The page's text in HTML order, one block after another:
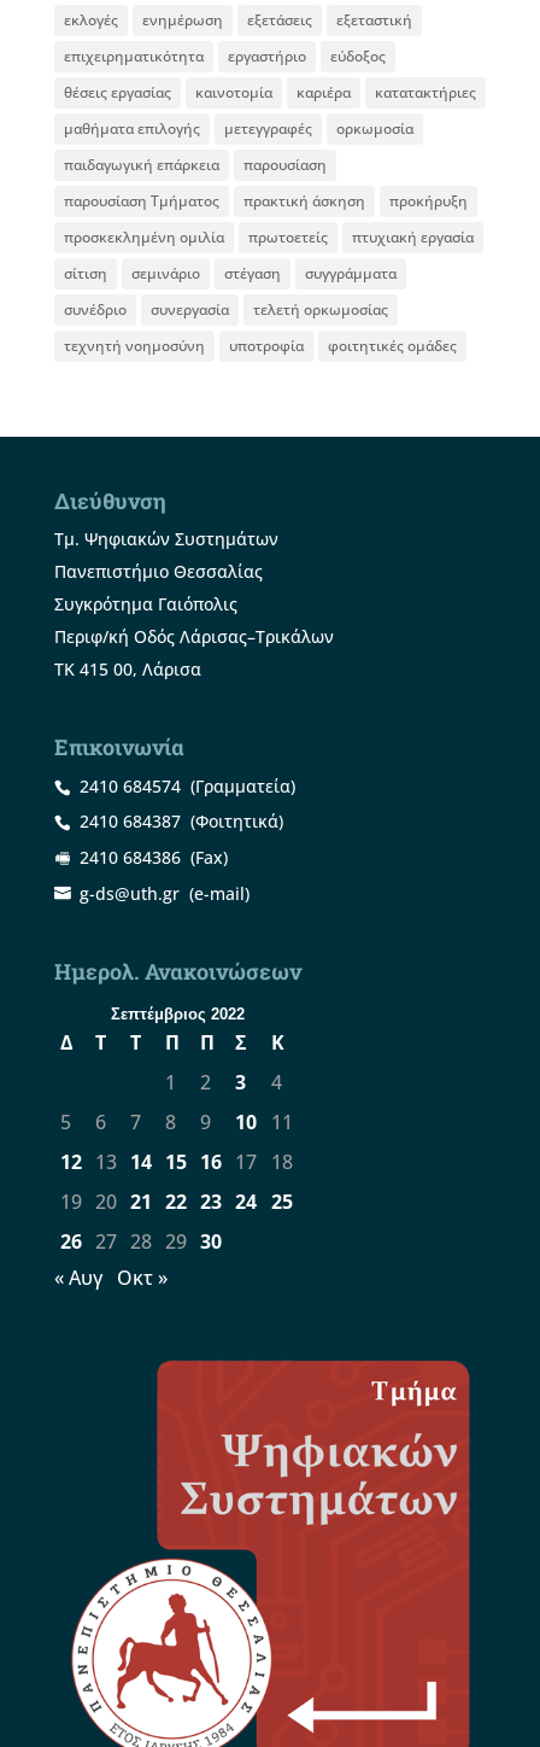
εκλογές
ενημέρωση εξετάσεις
εξεταστική
επιχειρηματικότητα
εργαστήριο
εύδοξος
θέσεις εργασίας
καινοτομία καριέρα
κατατακτήριες
μαθήματα επιλογής
μετεγγραφές
ορκωμοσία
παιδαγωγική επάρκεια
παρουσίαση
παρουσίαση Τμήματος
πρακτική άσκηση
προκήρυξη
προσκεκλημένη ομιλία
πρωτοετείς
πτυχιακή εργασία
σίτιση
σεμινάριο στέγαση
συγγράμματα
συνέδριο
συνεργασία
τελετή ορκωμοσίας
τεχνητή νοημοσύνη
υποτροφία φοιτητικές ομάδες
Διεύθυνση
Τμ. Ψηφιακών Συστημάτων
Πανεπιστήμιο Θεσσαλίας
Συγκρότημα Γαιόπολις
Περιφ/κή Οδός Λάρισας–Τρικάλων
ΤΚ 415 00, Λάρισα
Επικοινωνία
2410 684574(Γραμματεία)
2410 684387(Φοιτητικά)
2410 684386(Fax)
g-ds@uth.gr(e-mail)
Ημερολ. Ανακοινώσεων
Σεπτέμβριος 2022
Δ Τ Τ Π Π Σ
Κ
1
2 3
4
5
6 7 8 9 10
11
12 13 14 15 16 17
18
19 20 21 22 23 24 25
26 27 28 29 30
« Αυγ
Οκτ »